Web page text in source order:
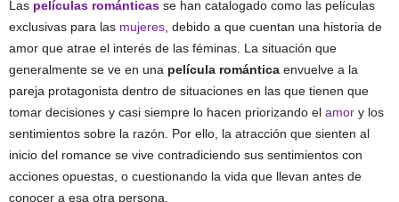
Las películas románticas se han catalogado como las películas
exclusivas para las mujeres , debido a que cuentan una historia de
amor que atrae el interés de las féminas. La situación que
generalmente se ve en una película romántica envuelve a la
pareja protagonista dentro de situaciones en las que tienen que
tomar decisiones y casi siempre lo hacen priorizando el amor y los
sentimientos sobre la razón. Por ello, la atracción que sienten al
inicio del romance se vive contradiciendo sus sentimientos con
acciones opuestas, o cuestionando la vida que llevan antes de
conocer a esa otra persona.